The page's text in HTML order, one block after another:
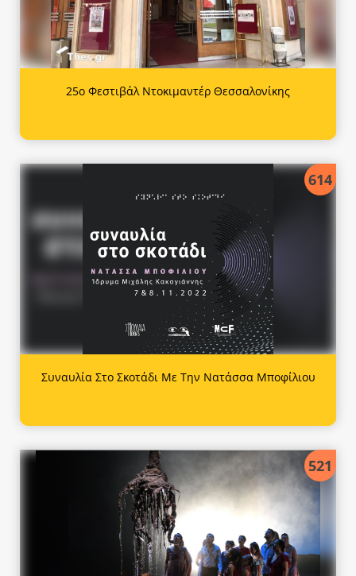
25ο Φεστιβάλ Ντοκιμαντέρ Θεσσαλονίκης
614
Συναυλία Στο Σκοτάδι Με Την Νατάσσα Μποφίλιου
521